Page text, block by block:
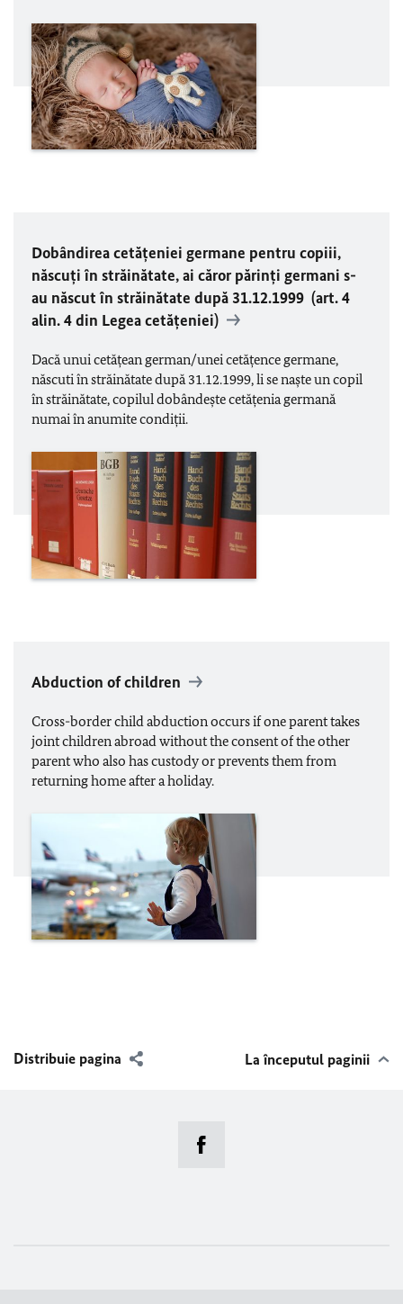
Dobândirea cetățeniei germane pentru copiii,
născuți în străinătate, ai căror părinți germani s-
au născut în străinătate după 31.12.1999 (art. 4
alin. 4 din Legea cetăţeniei)
Dacă unui cetățean german/unei cetățence germane,
născuti în străinătate după 31.12.1999, li se naște un copil
în străinătate, copilul dobândește cetățenia germană
numai în anumite condiții.
Abduction of children
Cross-border child abduction occurs if one parent takes
joint children abroad without the consent of the other
parent who also has custody or prevents them from
returning home after a holiday.
Distribuie pagina La începutul paginii